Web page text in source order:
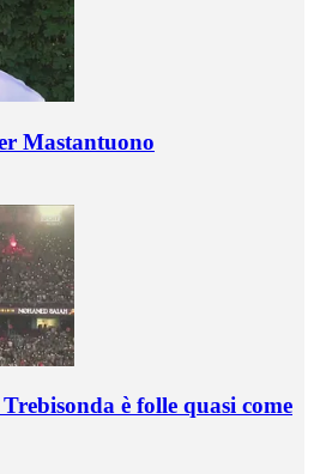
Mastantuono
è folle quasi come